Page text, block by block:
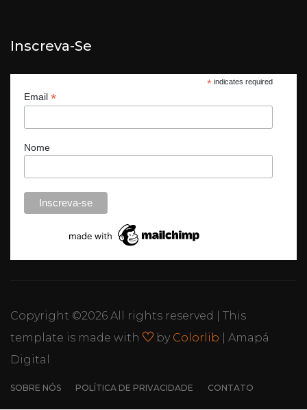
Inscreva-Se
*indicates required
Email *
Nome
Copyright ©2026 All rights reserved | This
template is made with
by Colorlib | Amapá
Digital
SOBRE NÓS POLÍTICA DE PRIVACIDADE CONTATO